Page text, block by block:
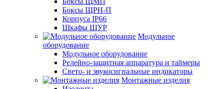
Боксы ЩРН-П
Корпуса IP66
Шкафы ЩУР
Модульное
оборудование
Модульное оборудование
Релейно-защитная аппаратура и таймеры
Свето- и звукосигнальные индикаторы
Монтажные изделия